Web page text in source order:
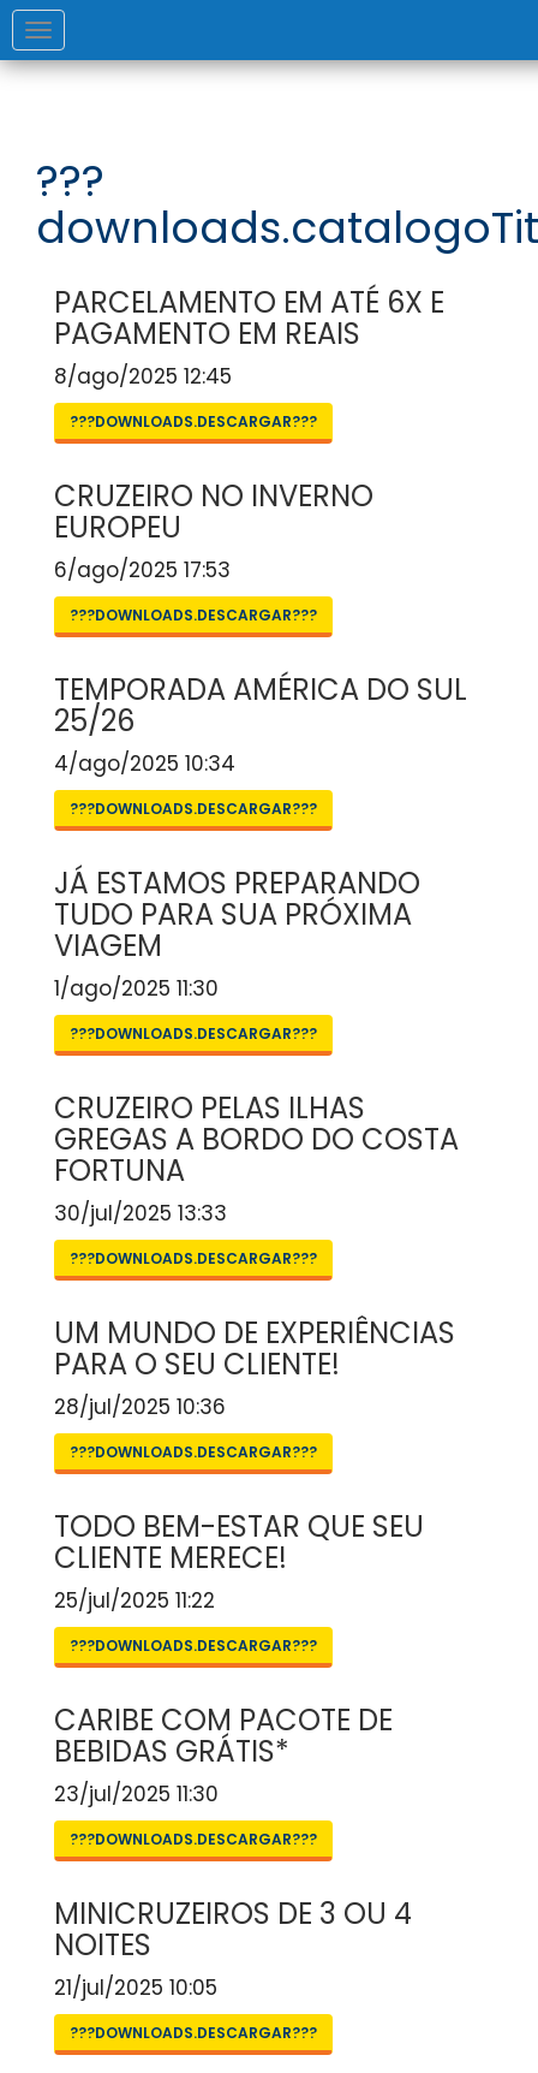
Toggle
navigation
???
PARCELAMENTO EM ATÉ 6X E
PAGAMENTO EM REAIS
8/ago/2025 12:45
???DOWNLOADS.DESCARGAR???
CRUZEIRO NO INVERNO
EUROPEU
6/ago/2025 17:53
???DOWNLOADS.DESCARGAR???
TEMPORADA AMÉRICA DO SUL
25/26
4/ago/2025 10:34
???DOWNLOADS.DESCARGAR???
JÁ ESTAMOS PREPARANDO
TUDO PARA SUA PRÓXIMA
VIAGEM
1/ago/2025 11:30
???DOWNLOADS.DESCARGAR???
CRUZEIRO PELAS ILHAS
GREGAS A BORDO DO COSTA
FORTUNA
30/jul/2025 13:33
???DOWNLOADS.DESCARGAR???
UM MUNDO DE EXPERIÊNCIAS
PARA O SEU CLIENTE!
28/jul/2025 10:36
???DOWNLOADS.DESCARGAR???
TODO BEM-ESTAR QUE SEU
CLIENTE MERECE!
25/jul/2025 11:22
???DOWNLOADS.DESCARGAR???
CARIBE COM PACOTE DE
BEBIDAS GRÁTIS*
23/jul/2025 11:30
???DOWNLOADS.DESCARGAR???
MINICRUZEIROS DE 3 OU 4
NOITES
21/jul/2025 10:05
???DOWNLOADS.DESCARGAR???